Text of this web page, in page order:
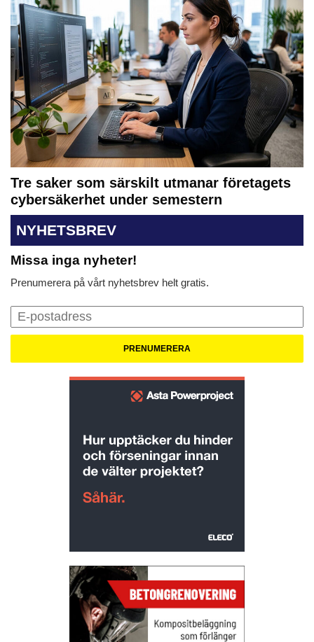
Tre saker som särskilt utmanar företagets
cybersäkerhet under semestern
NYHETSBREV
Missa inga nyheter!
Prenumerera på vårt nyhetsbrev helt gratis.